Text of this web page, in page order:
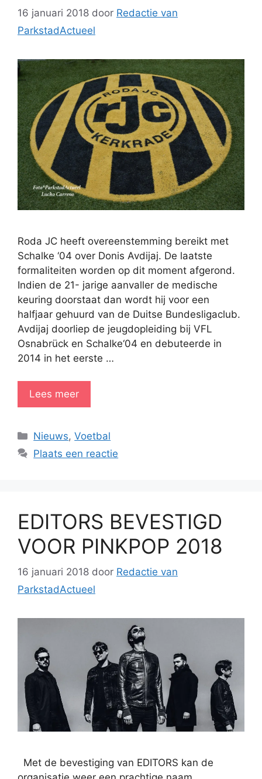
16 januari 2018 door Redactie van
ParkstadActueel
Roda JC heeft overeenstemming bereikt met
Schalke ‘04 over Donis Avdijaj. De laatste
formaliteiten worden op dit moment afgerond.
Indien de 21- jarige aanvaller de medische
keuring doorstaat dan wordt hij voor een
halfjaar gehuurd van de Duitse Bundesligaclub.
Avdijaj doorliep de jeugdopleiding bij VFL
Osnabrück en Schalke‘04 en debuteerde in
2014 in het eerste …
Lees meer
Categorieën
Nieuws,Voetbal
Plaats een reactie
EDITORS BEVESTIGD
VOOR PINKPOP 2018
16 januari 2018 door Redactie van
ParkstadActueel
Met de bevestiging van EDITORS kan de